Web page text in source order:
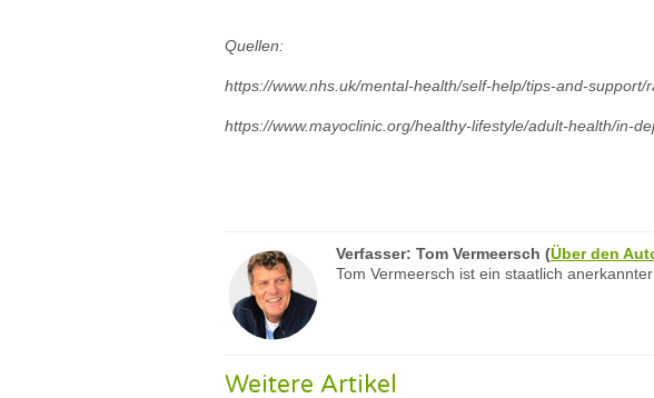
Quellen:
https://www.nhs.uk/mental-health/self-help/tips-and-support/
https://www.mayoclinic.org/healthy-lifestyle/adult-health/in-
Verfasser: Tom Vermeersch (Über den
Tom Vermeersch ist ein staatlich
Weitere Artikel